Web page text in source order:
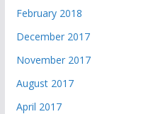
February 2018
December 2017
November 2017
August 2017
April 2017